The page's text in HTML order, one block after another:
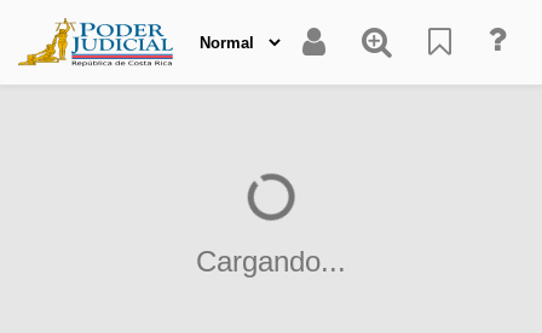
Cargando...